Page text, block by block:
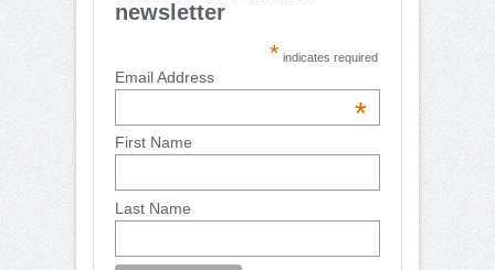
newsletter
* indicates required
Email Address
*
First Name
Last Name